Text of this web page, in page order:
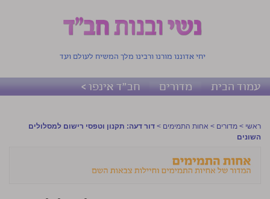
יחי אדוננו מורנו ורבינו מלך המשיח לעולם ועד
עמוד הבית מדורים חב"ד אינפו >
ראשי > מדורים > אחות התמימים > דור דעה: תקנון וטפסי רישום למסלולים
השונים